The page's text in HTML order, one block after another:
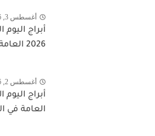
أغسطس 3, 2026
2026 العامة في الحب والعمل...
أغسطس 2, 2026
العامة في